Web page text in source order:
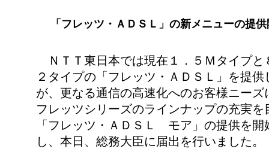
「フレッツ・ＡＤＳＬ」の新メニューの提
ＮＴＴ東日本では現在１．５Ｍタイプと
２タイプの「フレッツ・ＡＤＳＬ」を提供
が、更なる通信の高速化へのお客様ニーズ
フレッツシリーズのラインナップの充実を
「フレッツ・ＡＤＳＬ モア」の提供を開
し、本日、総務大臣に届出を行いました。